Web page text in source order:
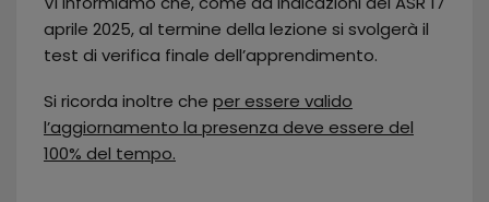
aprile 2025, al termine della lezione si svolgerà il
test di verifica finale dell’apprendimento.
Si ricorda inoltre che per essere valido
l’aggiornamento la presenza deve essere del
100% del tempo.